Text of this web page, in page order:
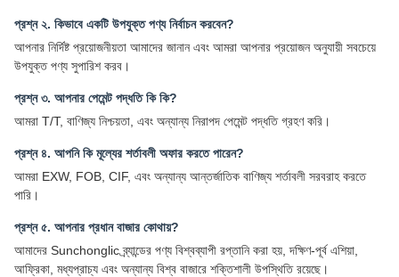
প্রশ্ন ২. কিভাবে একটি উপযুক্ত পণ্য নির্বাচন করবেন?
আপনার নির্দিষ্ট প্রয়োজনীয়তা আমাদের জানান এবং আমরা আপনার প্রয়োজন অনুযায়ী সবচেয়ে
উপযুক্ত পণ্য সুপারিশ করব।
প্রশ্ন ৩. আপনার পেমেন্ট পদ্ধতি কি কি?
আমরা T/T, বাণিজ্য নিশ্চয়তা, এবং অন্যান্য নিরাপদ পেমেন্ট পদ্ধতি গ্রহণ করি।
প্রশ্ন ৪. আপনি কি মূল্যের শর্তাবলী অফার করতে পারেন?
আমরা EXW, FOB, CIF, এবং অন্যান্য আন্তর্জাতিক বাণিজ্য শর্তাবলী সরবরাহ করতে
পারি।
প্রশ্ন ৫. আপনার প্রধান বাজার কোথায়?
আমাদের Sunchonglic ব্র্যান্ডের পণ্য বিশ্বব্যাপী রপ্তানি করা হয়, দক্ষিণ-পূর্ব এশিয়া,
আফ্রিকা, মধ্যপ্রাচ্য এবং অন্যান্য বিশ্ব বাজারে শক্তিশালী উপস্থিতি রয়েছে।